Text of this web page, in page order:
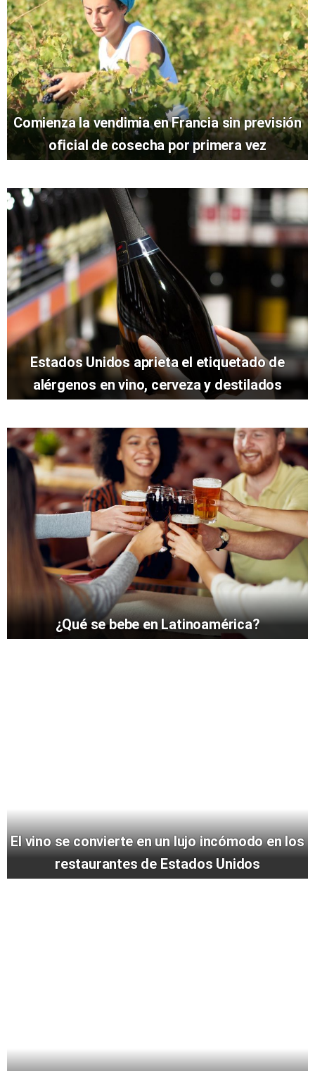
Comienza la vendimia en Francia sin previsión
oficial de cosecha por primera vez
Estados Unidos aprieta el etiquetado de
alérgenos en vino, cerveza y destilados
¿Qué se bebe en Latinoamérica?
El vino se convierte en un lujo incómodo en los
restaurantes de Estados Unidos